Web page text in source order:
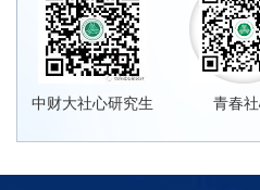
中财大社心研究生 青春